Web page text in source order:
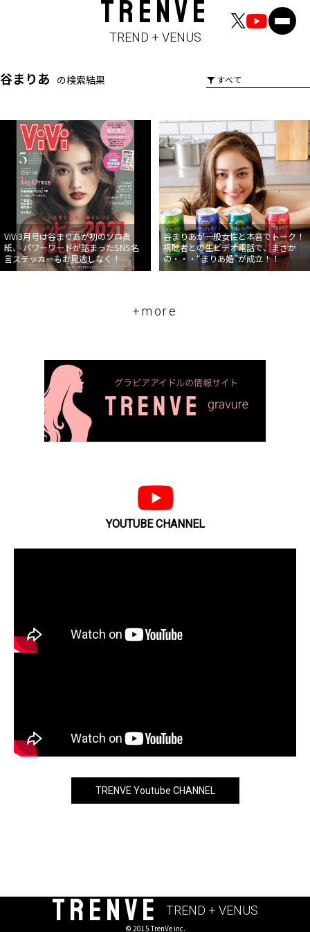
TRENVE
TREND + VENUS
谷まりあ の検索結果
ViVi3月号は谷まりあが初のソロ表
紙、 パワーワードが詰まったSNS名
言ステッカーもお見逃しなく！
谷まりあが一般女性と本音でトーク！
視聴者との生ビデオ電話で、まさか
の・・・“まりあ婚”が成立！！
+more
YOUTUBE CHANNEL
TRENVE Youtube CHANNEL
TRENVE TREND + VENUS
© 2015 TrenVe inc.